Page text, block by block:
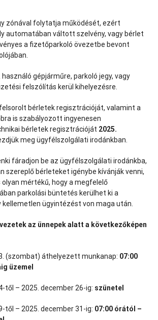
zónával folytatja működését, ezért
automatában váltott szelvény, vagy bérlet
a fizetőparkoló övezetbe bevont
gépjárműre, parkoló jegy, vagy
felszólítás kerül kihelyezésre.
bérletek regisztrációját, valamint a
is szabályozott ingyenesen
bérletek regisztrációját 2025.
meg ügyfélszolgálati irodánkban.
fáradjon be az ügyfélszolgálati irodánkba,
szereplő bérleteket igénybe kívánják venni,
mértékű, hogy a megfelelő
parkolási büntetés kerülhet ki a
kellemetlen ügyintézést von maga után.
az ünnepek alatt a következőképen
(szombat) áthelyezett munkanap: 07:00
üzemel
től – 2025. december 26-ig: szünetel
től – 2025. december 31-ig: 07:00 órától –